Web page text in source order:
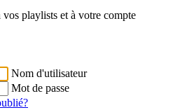
playlists et à votre compte
Nom d'utilisateur
Mot de passe